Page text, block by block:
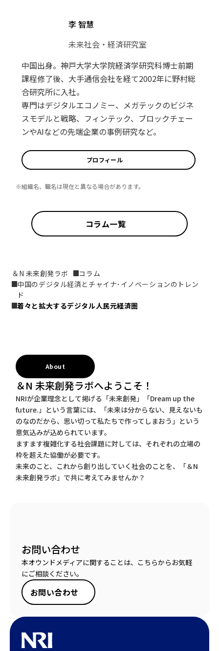
李 智慧
未来社会・経済研究室
中国出身。神戸大学大学院経済学研究科博士前期
課程修了後、大手通信会社を経て2002年に野村総
合研究所に入社。
専門はデジタルエコノミー、メガテックのビジネ
スモデルと戦略、フィンテック、ブロックチェー
ンやAIなどの先端企業の事例研究など。
プロフィール
※組織名、職名は現在と異なる場合があります。
コラム一覧
＆N 未来創発ラボ
コラム
中国のデジタル経済とチャイナ･イノベーションのトレン
ド
着々と拡大するデジタル人民元経済圏
About
＆N 未来創発ラボへようこそ！
NRIが企業理念として掲げる「未来創発」「Dream up the
future.」という言葉には、「未来は分からない、見えないも
のなのだから、思い切って私たちで作ってしまおう」という
意気込みが込められています。
ますます複雑化する社会課題に対しては、それぞれの立場の
枠を超えた協働が必要です。
未来のこと、これから創り出していく社会のことを、「＆N
未来創発ラボ」で共に考えてみませんか？
お問い合わせ
本オウンドメディアに関することは、こちらからお気軽
にご相談ください。
お問い合わせ